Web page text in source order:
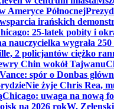
Ameryce Północnej
irańskich
25-latek pobity i
nauczycielka wygrała
2 policjantów ciężko
Chin wokół Tajwanu
spór o Donbas
Nie żyje Chris Rea,
Chicago: uwaga na nową
na 2026 rokW.